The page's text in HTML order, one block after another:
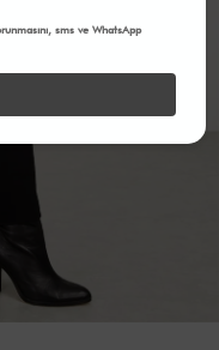
sms ve WhatsApp